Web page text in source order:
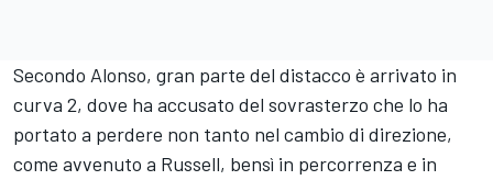
Secondo Alonso, gran parte del distacco è arrivato in
curva 2, dove ha accusato del sovrasterzo che lo ha
portato a perdere non tanto nel cambio di direzione,
come avvenuto a Russell, bensì in percorrenza e in